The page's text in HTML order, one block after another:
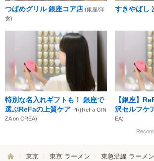
つばめグリル 銀座コア店 (銀座/洋
食)
すきやばし
特別な名入れギフトも！ 銀座で
選ぶReFaの上質ケア PR(ReFa GIN
ZA on CREA)
【銀座】
沢セルフケ
EA)
東京 東京 ラーメン 東急沿線 ラーメン